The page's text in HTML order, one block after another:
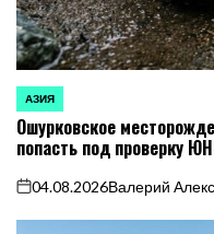
ОПУБЛИКОВАНО
В
АЗИЯ
Ошурковское
попасть под проверку
on
04.08.2026Валерий